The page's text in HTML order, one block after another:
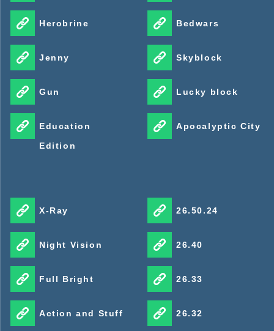
Herobrine
Jenny
Gun
Education
Edition
Bedwars
Skyblock
Lucky block
Apocalyptic City
X-Ray
Night Vision
Full Bright
Action and Stuff
26.50.24
26.40
26.33
26.32